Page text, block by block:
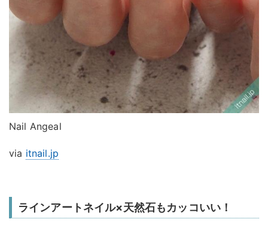
Nail Angeal
via itnail.jp
ラインアートネイル×天然石もカッコいい！